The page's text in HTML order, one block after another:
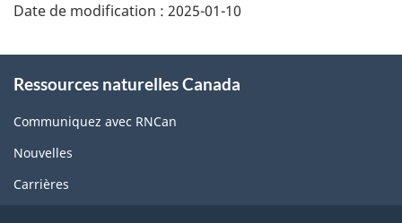
Date de modification : 2025-01-10
this
site
Ressources naturelles Canada
Communiquez avec RNCan
Nouvelles
Carrières